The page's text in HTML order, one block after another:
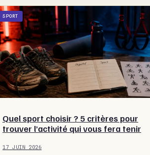
SPORT
Quel sport choisir ? 5 critères pour
trouver l’activité qui vous fera tenir
17 JUIN 2026